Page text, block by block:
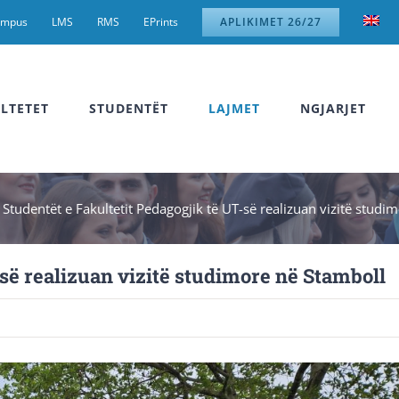
LMS RMS EPrints APLIKIMET 26/27
STUDENTËT LAJMET NGJARJET
Studentët e Fakultetit Pedagogjik të UT-së realizuan vizitë
realizuan vizitë studimore në Stamboll